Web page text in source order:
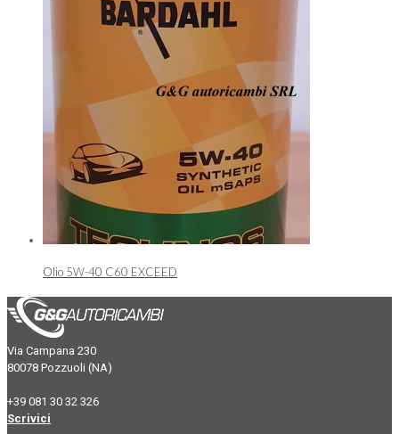
Olio 5W-40 C60 EXCEED
Via Campana 230
80078 Pozzuoli (NA)
+39 081 30 32 326
Scrivici